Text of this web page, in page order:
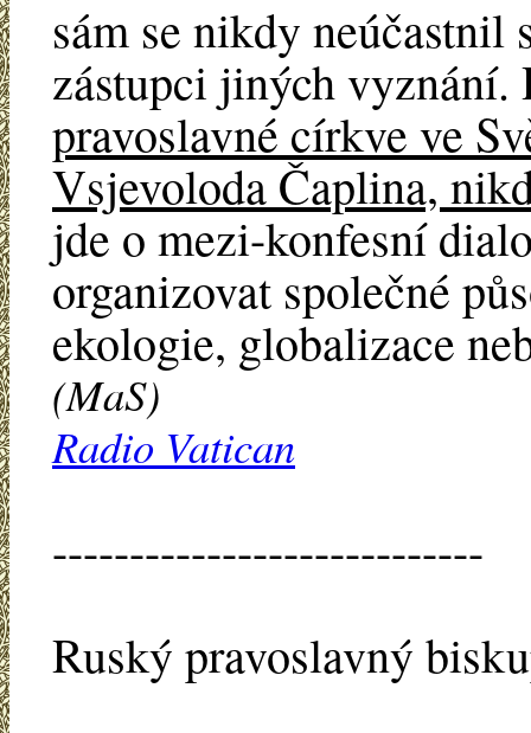
sám se nikdy neúčastnil
zástupci jiných vyznání.
pravoslavné církve ve
Vsjevoloda Čaplina,
jde o mezi-konfesní
organizovat společné
ekologie, globalizace
(MaS)
Radio Vatican
----------------------------
Ruský pravoslavný